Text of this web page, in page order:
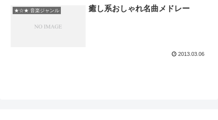
★☆★ 音楽ジャンル 癒し系おしゃれ名曲メドレー
2013.03.06